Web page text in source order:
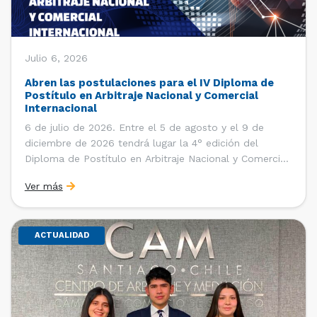
Julio 6, 2026
Abren las postulaciones para el IV Diploma de
Postítulo en Arbitraje Nacional y Comercial
Internacional
6 de julio de 2026. Entre el 5 de agosto y el 9 de
diciembre de 2026 tendrá lugar la 4° edición del
Diploma de Postítulo en Arbitraje Nacional y Comercial
Derecho Internacional de la Facultad de Derecho de la
Universidad de Chile y […]
Ver más
ACTUALIDAD